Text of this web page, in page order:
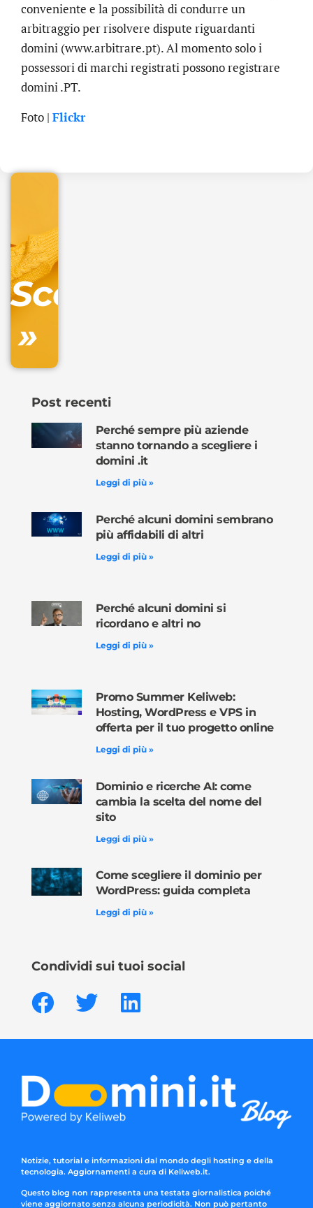
conveniente e la possibilità di condurre un
arbitraggio per risolvere dispute riguardanti
domini (www.arbitrare.pt). Al momento solo i
possessori di marchi registrati possono registrare
domini .PT.
Foto | Flickr
Scopri
»
.online
Post recenti
Perché sempre più aziende
stanno tornando a scegliere i
domini .it
Leggi di più »
Perché alcuni domini sembrano
più affidabili di altri
Leggi di più »
Perché alcuni domini si
ricordano e altri no
Leggi di più »
Promo Summer Keliweb:
Hosting, WordPress e VPS in
offerta per il tuo progetto online
Leggi di più »
Dominio e ricerche AI: come
cambia la scelta del nome del
sito
Leggi di più »
Come scegliere il dominio per
WordPress: guida completa
Leggi di più »
Condividi sui tuoi social
Notizie, tutorial e informazioni dal mondo degli hosting e della
tecnologia. Aggiornamenti a cura di Keliweb.it.
Questo blog non rappresenta una testata giornalistica poiché
viene aggiornato senza alcuna periodicità. Non può pertanto